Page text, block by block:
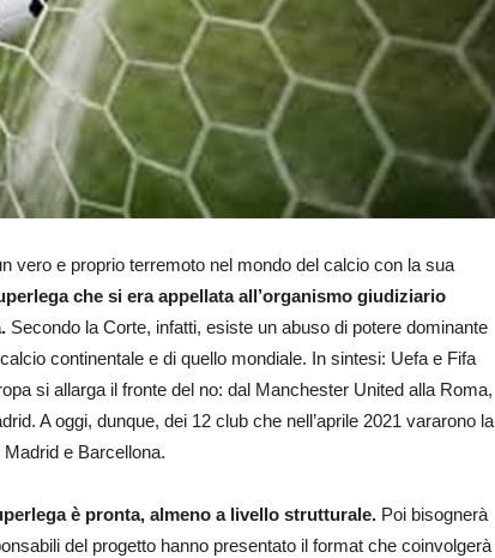
vero e proprio terremoto nel mondo del calcio con la sua
che si era appellata all’organismo giudiziario
Secondo la Corte, infatti, esiste un abuso di potere dominante
continentale e di quello mondiale. In sintesi: Uefa e Fifa
si allarga il fronte del no: dal Manchester United alla Roma,
A oggi, dunque, dei 12 club che nell’aprile 2021 vararono la
e Barcellona.
è pronta, almeno a livello strutturale. Poi bisognerà
del progetto hanno presentato il format che coinvolgerà